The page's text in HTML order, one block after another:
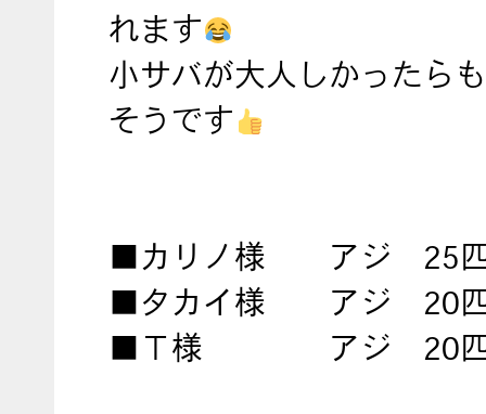
れます
小サバが大人しかったら
そうです
■カリノ様 アジ 25
■タカイ様 アジ 20
■Ｔ様 アジ 20